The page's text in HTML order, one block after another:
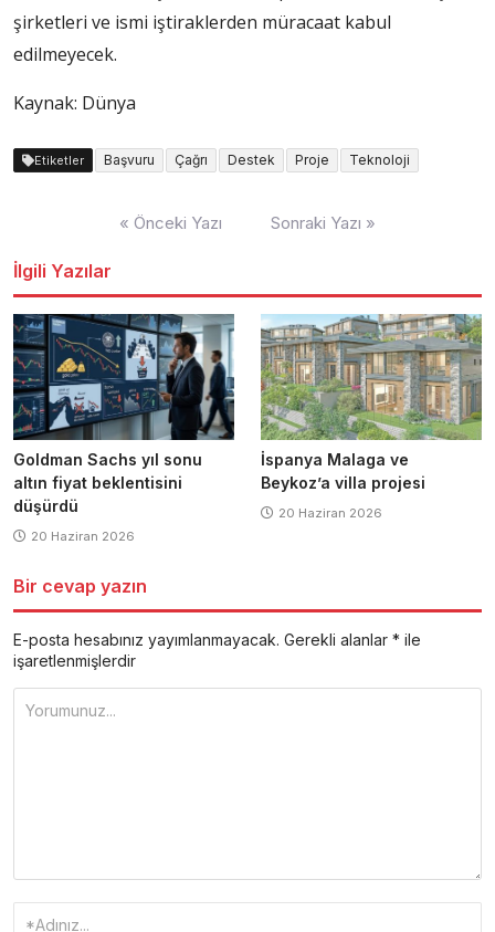
şirketleri ve ismi iştiraklerden müracaat kabul
edilmeyecek.
Kaynak: Dünya
Etiketler Başvuru Çağrı Destek Proje Teknoloji
« Önceki Yazı Sonraki Yazı »
İlgili Yazılar
Goldman Sachs yıl sonu
altın fiyat beklentisini
düşürdü
20 Haziran 2026
İspanya Malaga ve
Beykoz’a villa projesi
20 Haziran 2026
Bir cevap yazın
E-posta hesabınız yayımlanmayacak. Gerekli alanlar * ile
işaretlenmişlerdir